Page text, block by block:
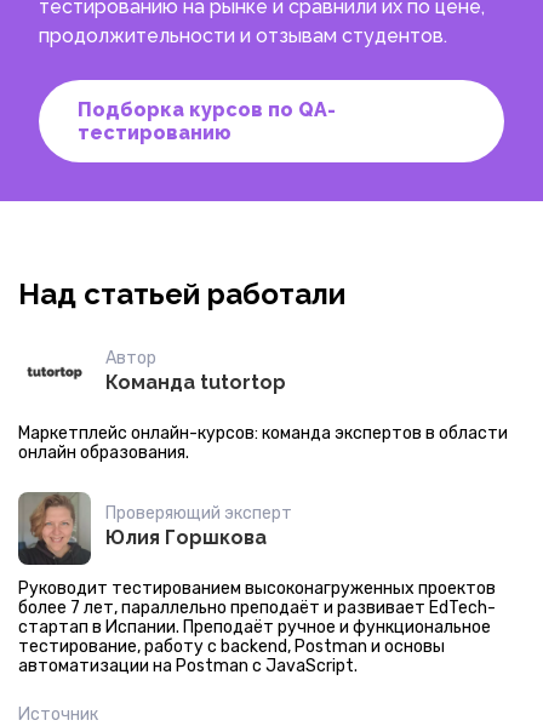
тестированию на рынке и сравнили их по цене,
продолжительности и отзывам студентов.
Подборка курсов по QA-
тестированию
Над статьей работали
Автор
Команда tutortop
Маркетплейс онлайн-курсов: команда экспертов в области
онлайн образования.
Проверяющий эксперт
Юлия Горшкова
Руководит тестированием высоконагруженных проектов
более 7 лет, параллельно преподаёт и развивает EdTech-
стартап в Испании. Преподаёт ручное и функциональное
тестирование, работу с backend, Postman и основы
автоматизации на Postman с JavaScript.
Источник